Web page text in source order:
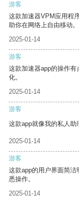
游客
这款加速器VPM应用程
助你在网络上自由移动。
2025-01-14
游客
这款加速器app的操作
化。
2025-01-14
游客
这款app就像我的私人助
2025-01-14
游客
这款app的用户界面简
悉操作。
2025-01-14